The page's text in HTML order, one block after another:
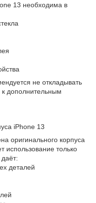
13 необходима в
не откладывать
к дополнительным
iPhone 13
оригинального корпуса
использование только
деталей